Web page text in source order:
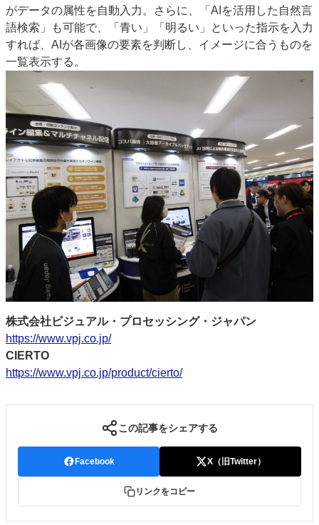
がデータの属性を自動入力。さらに、「AIを活用した自然言
語検索」も可能で、「青い」「明るい」といった指示を入力
すれば、AIが各画像の要素を判断し、イメージに合うものを
一覧表示する。
株式会社ビジュアル・プロセッシング・ジャパン
https://www.vpj.co.jp/
CIERTO
https://www.vpj.co.jp/product/cierto/
この記事をシェアする
Facebook X（旧Twitter）
リンクをコピー